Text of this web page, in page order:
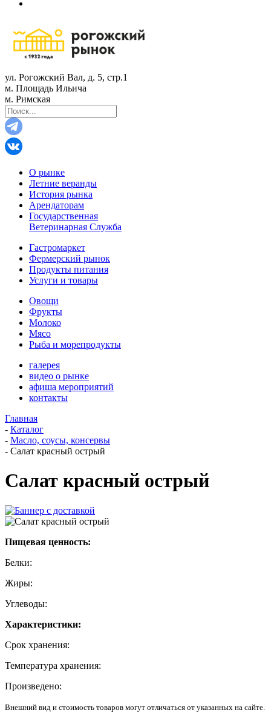
ул. Рогожский Вал, д. 5, стр.1
м. Площадь Ильича
м. Римская
О рынке
Летние веранды
История рынка
Арендаторам
Государственная
Ветеринарная Служба
Гастромаркет
Фермерский рынок
Продукты питания
Услуги и товары
Овощи
Фрукты
Молоко
Мясо
Рыба и морепродукты
галерея
видео о рынке
афиша мероприятий
контакты
Главная
- Каталог
- Масло, соусы, консервы
- Салат красный острый
Салат красный острый
Пищевая ценность:
Белки:
Жиры:
Углеводы:
Характеристики:
Срок хранения:
Температура хранения:
Произведено:
Внешний вид и стоимость товаров могут отличаться от указанных на сайте.